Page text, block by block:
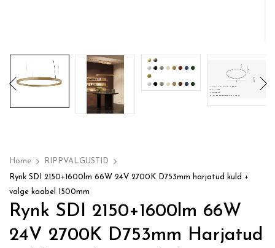
Home
RIPPVALGUSTID
Rynk SDI 2150+1600lm 66W 24V 2700K D753mm harjatud kuld +
valge kaabel 1500mm
Rynk SDI 2150+1600lm 66W
24V 2700K D753mm Harjatud